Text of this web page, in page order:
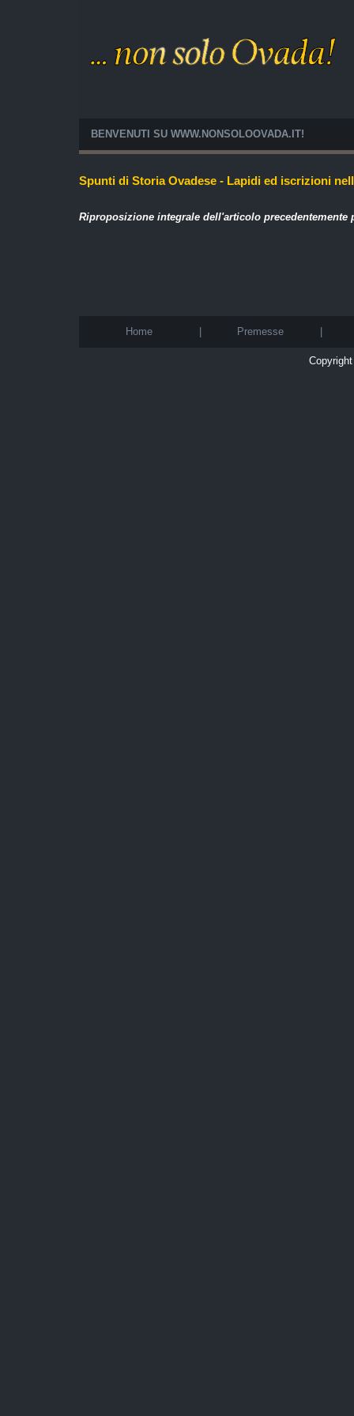
BENVENUTI SU WWW.NONSOLOOVADA.IT!
Spunti di Storia Ovadese - Lapidi ed iscrizioni
Riproposizione integrale dell'articolo
Home Premesse